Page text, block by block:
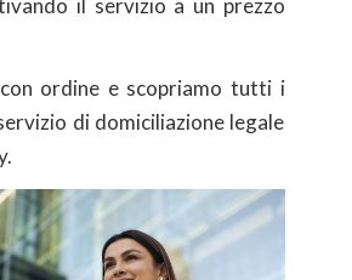
ordine e scopriamo tutti i
di domiciliazione legale